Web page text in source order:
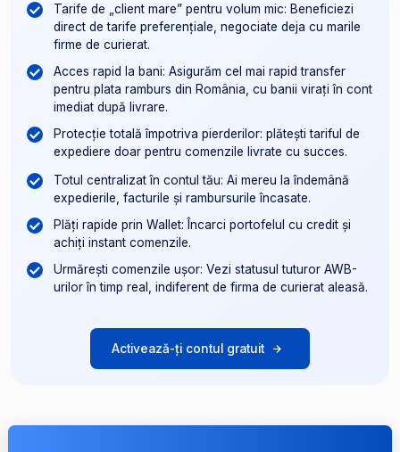
Tarife de „client mare” pentru volum mic: Beneficiezi
direct de tarife preferențiale, negociate deja cu marile
firme de curierat.
Acces rapid la bani: Asigurăm cel mai rapid transfer
pentru plata ramburs din România, cu banii virați în cont
imediat după livrare.
Protecție totală împotriva pierderilor: plătești tariful de
expediere doar pentru comenzile livrate cu succes.
Totul centralizat în contul tău: Ai mereu la îndemână
expedierile, facturile și rambursurile încasate.
Plăți rapide prin Wallet: Încarci portofelul cu credit și
achiți instant comenzile.
Urmărești comenzile ușor: Vezi statusul tuturor AWB-
urilor în timp real, indiferent de firma de curierat aleasă.
Activează-ți contul gratuit